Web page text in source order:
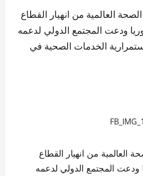
العالمية من انهيار القطاع
ودعت المجتمع الدولي لدعمه
الخدمات الصحية في
من انهيار القطاع
المجتمع الدولي لدعمه